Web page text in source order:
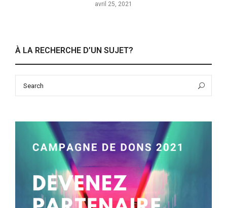
avril 25, 2021
À LA RECHERCHE D’UN SUJET?